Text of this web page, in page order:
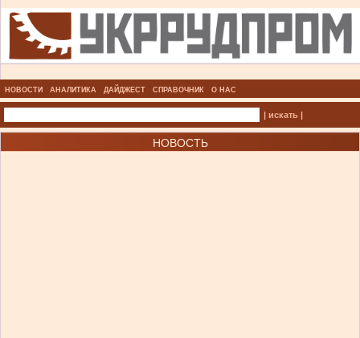
НОВОСТИ АНАЛИТИКА ДАЙДЖЕСТ СПРАВОЧНИК О НАС
| искать |
НОВОСТЬ